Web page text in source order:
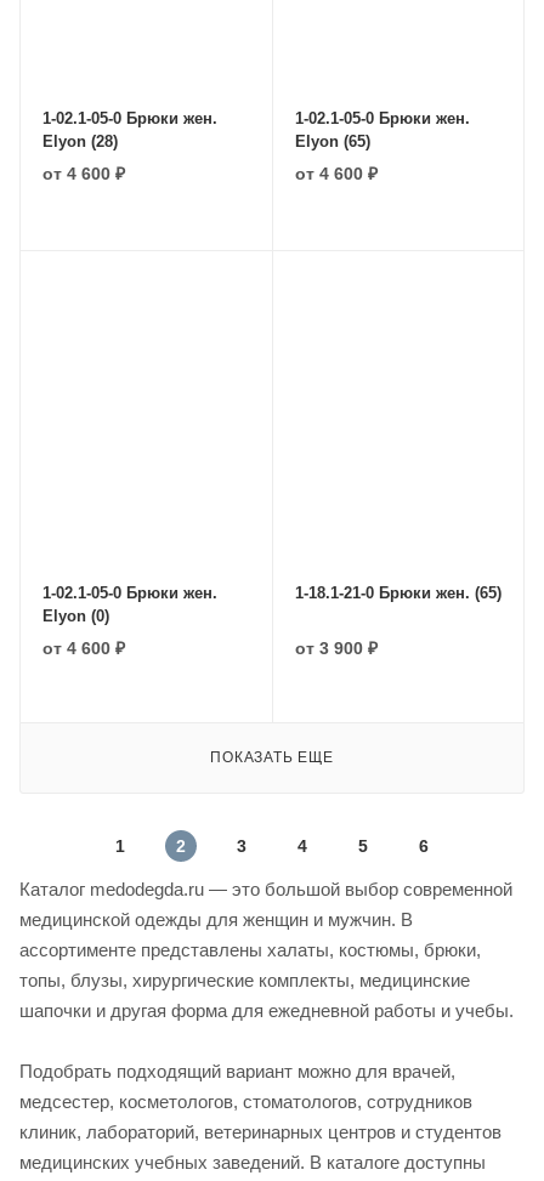
1-02.1-05-0 Брюки жен.
Elyon (28)
от 4 600 ₽
1-02.1-05-0 Брюки жен.
Elyon (65)
от 4 600 ₽
1-02.1-05-0 Брюки жен.
Elyon (0)
от 4 600 ₽
1-18.1-21-0 Брюки жен. (65)
от 3 900 ₽
ПОКАЗАТЬ ЕЩЕ
1 2 3 4 5 6
Каталог medodegda.ru — это большой выбор современной
медицинской одежды для женщин и мужчин. В
ассортименте представлены халаты, костюмы, брюки,
топы, блузы, хирургические комплекты, медицинские
шапочки и другая форма для ежедневной работы и учебы.
Подобрать подходящий вариант можно для врачей,
медсестер, косметологов, стоматологов, сотрудников
клиник, лабораторий, ветеринарных центров и студентов
медицинских учебных заведений. В каталоге доступны